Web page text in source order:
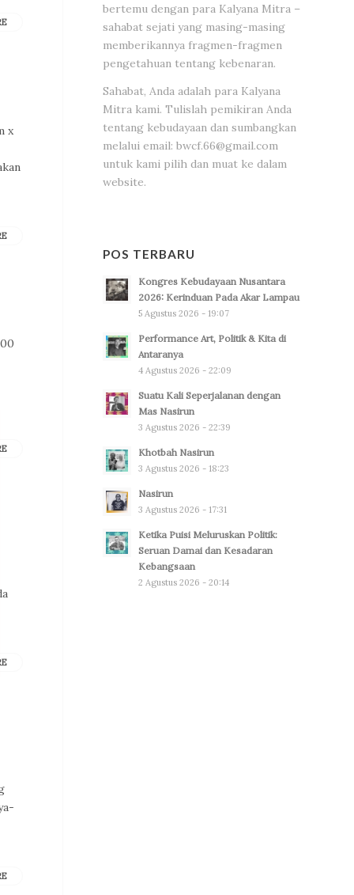
x
bertemu dengan para Kalyana Mitra –
sahabat sejati yang masing-masing
memberikannya fragmen-fragmen
pengetahuan tentang kebenaran.
Sahabat, Anda adalah para Kalyana
Mitra kami. Tulislah pemikiran Anda
tentang kebudayaan dan sumbangkan
melalui email: bwcf.66@gmail.com
untuk kami pilih dan muat ke dalam
website.
POS TERBARU
Kongres Kebudayaan Nusantara
2026: Kerinduan Pada Akar Lampau
5 Agustus 2026 - 19:07
Performance Art, Politik & Kita di
Antaranya
4 Agustus 2026 - 22:09
Suatu Kali Seperjalanan dengan
Mas Nasirun
3 Agustus 2026 - 22:39
Khotbah Nasirun
3 Agustus 2026 - 18:23
Nasirun
3 Agustus 2026 - 17:31
Ketika Puisi Meluruskan Politik:
Seruan Damai dan Kesadaran
Kebangsaan
2 Agustus 2026 - 20:14